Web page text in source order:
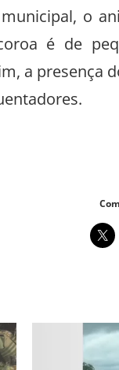
o
é de
a presença